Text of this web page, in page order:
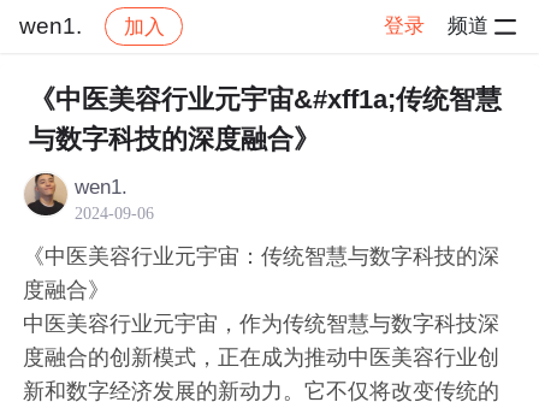
wen1. 加入 登录 频道
社区 wen1. 交流讨论 帖子详情
《中医美容行业元宇宙&#xff1a;传统智慧
与数字科技的深度融合》
wen1.
2024-09-06
《中医美容行业元宇宙：传统智慧与数字科技的深
度融合》
中医美容行业元宇宙，作为传统智慧与数字科技深
度融合的创新模式，正在成为推动中医美容行业创
新和数字经济发展的新动力。它不仅将改变传统的